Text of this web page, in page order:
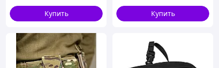
Купить Купить